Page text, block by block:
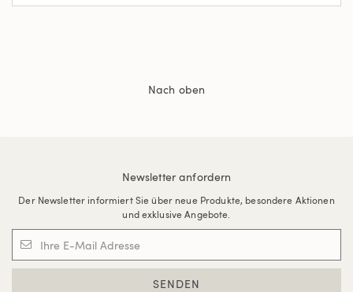
Nach oben
Newsletter anfordern
Der Newsletter informiert Sie über neue Produkte, besondere Aktionen
und exklusive Angebote.
SENDEN